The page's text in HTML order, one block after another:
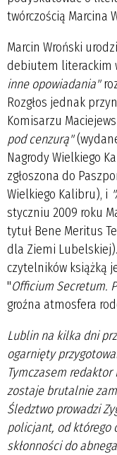
twórczością Marcina
Marcin Wroński
debiutem literackim
inne opowiadania"
Rozgłos jednak
Komisarzu
pod cenzurą"
Nagrody Wielkiego
zgłoszona do
Wielkiego Kalibru), i
styczniu 2009 roku
tytuł Bene Meritus
dla Ziemi
czytelników książką
"Officium Secretum.
groźna atmosfera
Lublin na kilka dni
ogarnięty
Tymczasem
zostaje brutalnie
Śledztwo prowadzi
policjant, od którego
skłonności do